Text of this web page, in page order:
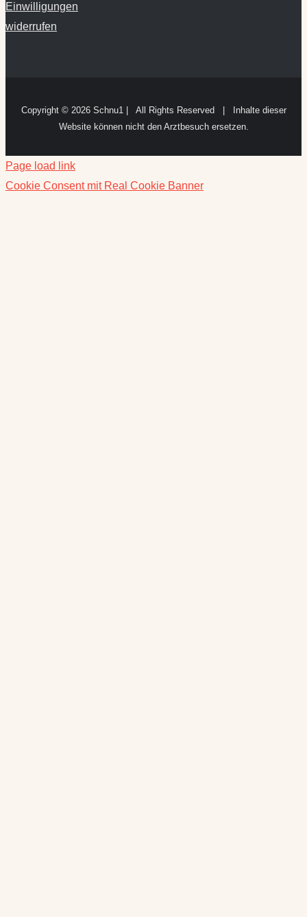
Einwilligungen
widerrufen
Copyright © 2026 Schnu1 | All Rights Reserved | Inhalte dieser
Website können nicht den Arztbesuch ersetzen.
Page load link
Cookie Consent mit Real Cookie Banner